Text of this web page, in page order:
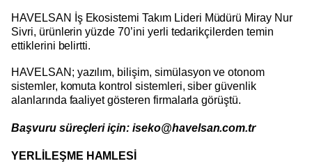
HAVELSAN İş Ekosistemi Takım Lideri Müdürü Miray Nur
Sivri, ürünlerin yüzde 70’ini yerli tedarikçilerden temin
ettiklerini belirtti.
HAVELSAN; yazılım, bilişim, simülasyon ve otonom
sistemler, komuta kontrol sistemleri, siber güvenlik
alanlarında faaliyet gösteren firmalarla görüştü.
Başvuru süreçleri için: iseko@havelsan.com.tr
YERLİLEŞME HAMLESİ